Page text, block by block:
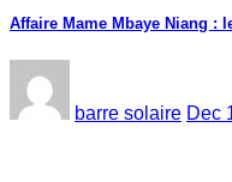
Affaire Mame Mbaye Niang :
barre solaire Dec